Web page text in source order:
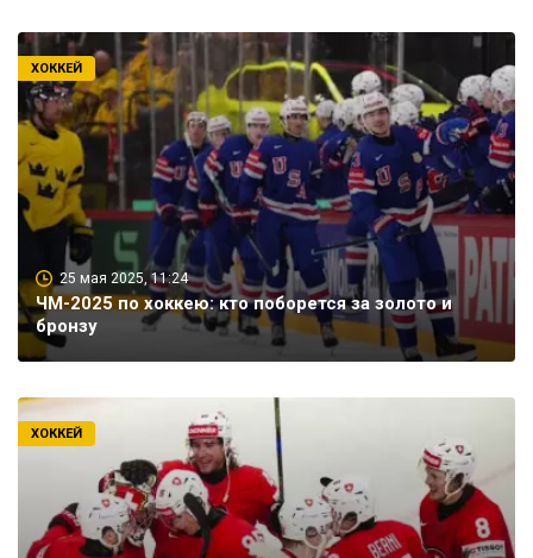
25 мая 2025, 11:24
ЧМ-2025 по хоккею: кто поборется за золото и
бронзу
ХОККЕЙ
ХОККЕЙ